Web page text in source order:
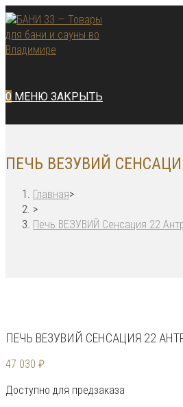
Перейти
к
содержимому
0 МЕНЮ ЗАКРЫТЬ
ПЕЧЬ ВЕЗУВИЙ
Главная>
>
Печь ВЕЗУВИЙ Сенсация 22
ПЕЧЬ ВЕЗУВИЙ СЕНСАЦИЯ 22
47 030 ₽
Доступно для предзаказа